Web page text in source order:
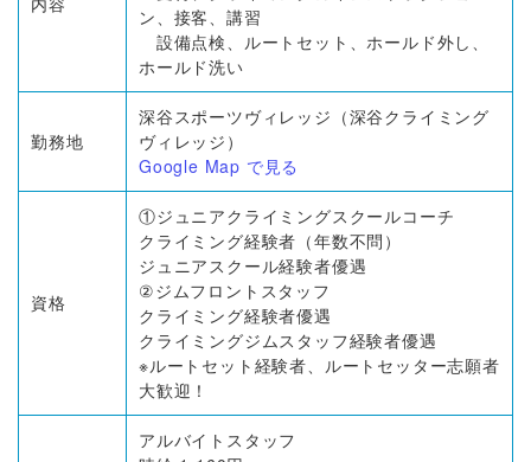
ン、接客、講習
設備点検、ルートセット、ホールド外し、
ホールド洗い
勤務地
深谷スポーツヴィレッジ（深谷クライミング
ヴィレッジ）
Google Map で見る
資格
①ジュニアクライミングスクールコーチ
クライミング経験者（年数不問）
ジュニアスクール経験者優遇
②ジムフロントスタッフ
クライミング経験者優遇
クライミングジムスタッフ経験者優遇
※ルートセット経験者、ルートセッター志願者
大歓迎！
アルバイトスタッフ